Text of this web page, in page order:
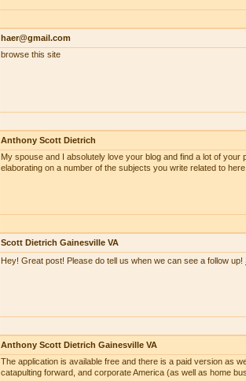
haer@gmail.com
browse this site
Anthony Scott Dietrich
My spouse and I absolutely love your blog and find a lot of your
elaborating on a number of the subjects you write related to
Scott Dietrich Gainesville VA
Hey! Great post! Please do tell us when we can see a follow up!
Anthony Scott Dietrich Gainesville VA
The application is available free and there is a paid version as
catapulting forward, and corporate America (as well as home